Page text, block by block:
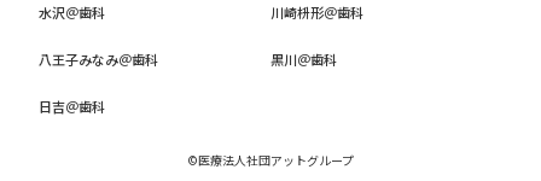
水沢＠歯科
八王子みなみ＠歯科
日吉＠歯科
川崎枡形＠歯科
黒川＠歯科
©医療法人社団アットグループ